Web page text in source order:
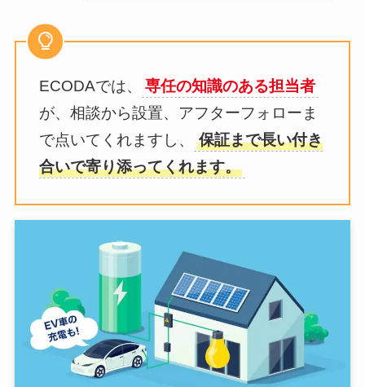
ECODAでは、
専任の知識のある担当者
が、相談から設置、アフターフォローま
で点いてくれますし、
保証まで長い付き
合いで寄り添ってくれます。